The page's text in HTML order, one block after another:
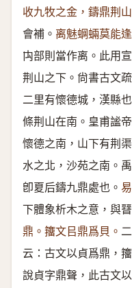
收九牧之金，鑄鼎荆
會補。 离魅蛧蜽莫能
禸部則當作离。此用
荆山之下。尙書古文
二里有懷德城，漢縣
條荆山在南。皇甫謐
懷德之南，山下有荆
水之北，沙苑之南。
卽夏后鑄九鼎處也。
下體象析木之意，與
鼎。籒文㠯鼎爲貝。
云：古文以貞爲鼎，
說貞字鼎聲，此古文